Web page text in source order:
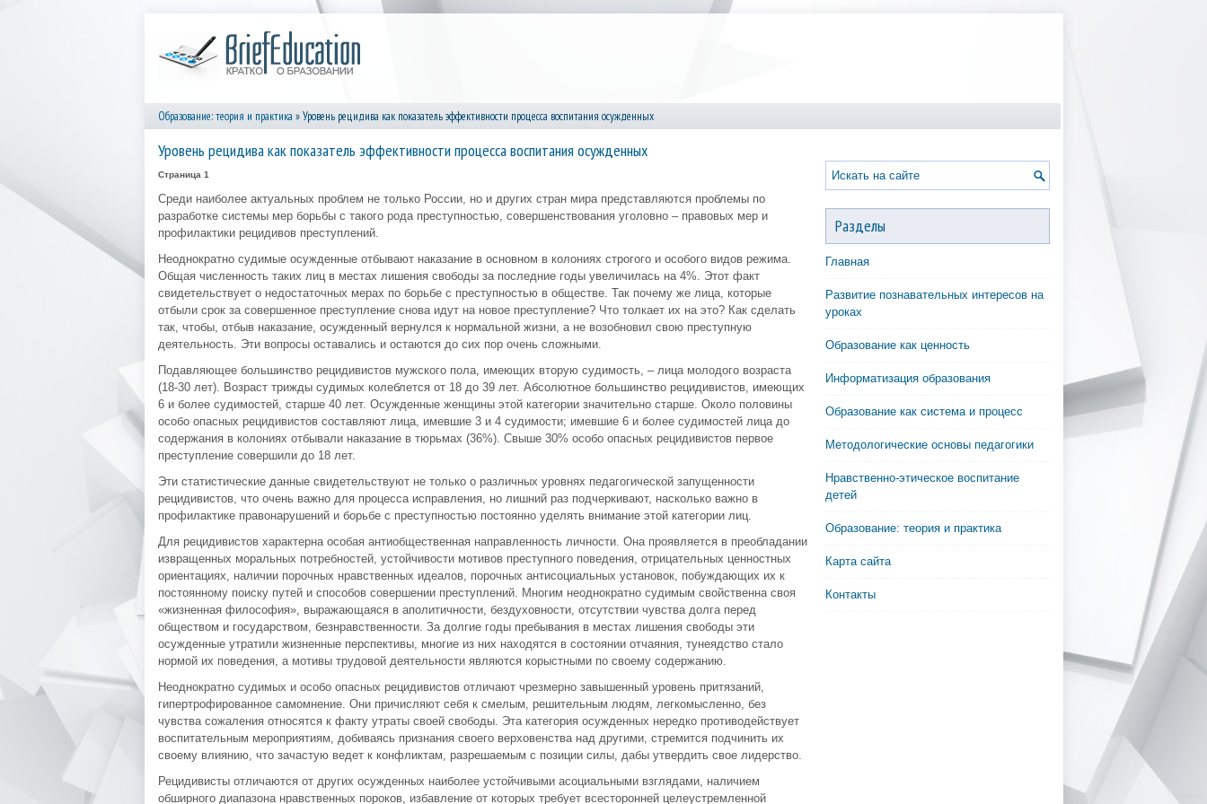
Образование: теория и практика » Уровень рецидива как показатель эффективности процесса воспитания осужденных
Уровень рецидива как показатель эффективности процесса воспитания осужденных
Страница 1
Среди наиболее актуальных проблем не только России, но и других стран мира представляются проблемы по
разработке системы мер борьбы с такого рода преступностью, совершенствования уголовно – правовых мер и
профилактики рецидивов преступлений.
Неоднократно судимые осужденные отбывают наказание в основном в колониях строгого и особого видов режима.
Общая численность таких лиц в местах лишения свободы за последние годы увеличилась на 4%. Этот факт
свидетельствует о недостаточных мерах по борьбе с преступностью в обществе. Так почему же лица, которые
отбыли срок за совершенное преступление снова идут на новое преступление? Что толкает их на это? Как сделать
так, чтобы, отбыв наказание, осужденный вернулся к нормальной жизни, а не возобновил свою преступную
деятельность. Эти вопросы оставались и остаются до сих пор очень сложными.
Подавляющее большинство рецидивистов мужского пола, имеющих вторую судимость, – лица молодого возраста
(18-30 лет). Возраст трижды судимых колеблется от 18 до 39 лет. Абсолютное большинство рецидивистов, имеющих
6 и более судимостей, старше 40 лет. Осужденные женщины этой категории значительно старше. Около половины
особо опасных рецидивистов составляют лица, имевшие 3 и 4 судимости; имевшие 6 и более судимостей лица до
содержания в колониях отбывали наказание в тюрьмах (36%). Свыше 30% особо опасных рецидивистов первое
преступление совершили до 18 лет.
Эти статистические данные свидетельствуют не только о различных уровнях педагогической запущенности
рецидивистов, что очень важно для процесса исправления, но лишний раз подчеркивают, насколько важно в
профилактике правонарушений и борьбе с преступностью постоянно уделять внимание этой категории лиц.
Для рецидивистов характерна особая антиобщественная направленность личности. Она проявляется в преобладании
извращенных моральных потребностей, устойчивости мотивов преступного поведения, отрицательных ценностных
ориентациях, наличии порочных нравственных идеалов, порочных антисоциальных установок, побуждающих их к
постоянному поиску путей и способов совершении преступлений. Многим неоднократно судимым свойственна своя
«жизненная философия», выражающаяся в аполитичности, бездуховности, отсутствии чувства долга перед
обществом и государством, безнравственности. За долгие годы пребывания в местах лишения свободы эти
осужденные утратили жизненные перспективы, многие из них находятся в состоянии отчаяния, тунеядство стало
нормой их поведения, а мотивы трудовой деятельности являются корыстными по своему содержанию.
Неоднократно судимых и особо опасных рецидивистов отличают чрезмерно завышенный уровень притязаний,
гипертрофированное самомнение. Они причисляют себя к смелым, решительным людям, легкомысленно, без
чувства сожаления относятся к факту утраты своей свободы. Эта категория осужденных нередко противодействует
воспитательным мероприятиям, добиваясь признания своего верховенства над другими, стремится подчинить их
своему влиянию, что зачастую ведет к конфликтам, разрешаемым с позиции силы, дабы утвердить свое лидерство.
Рецидивисты отличаются от других осужденных наиболее устойчивыми асоциальными взглядами, наличием
обширного диапазона нравственных пороков, избавление от которых требует всесторонней целеустремленной
Разделы
Главная
Развитие познавательных интересов на
уроках
Образование как ценность
Информатизация образования
Образование как система и процесс
Методологические основы педагогики
Нравственно-этическое воспитание
детей
Образование: теория и практика
Карта сайта
Контакты